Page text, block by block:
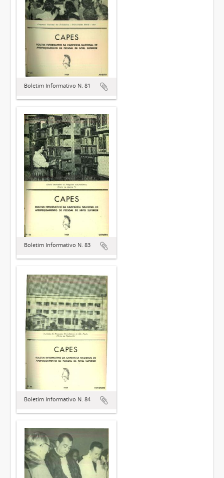
Boletim Informativo N. 81
Boletim Informativo N. 83
Boletim Informativo N. 84